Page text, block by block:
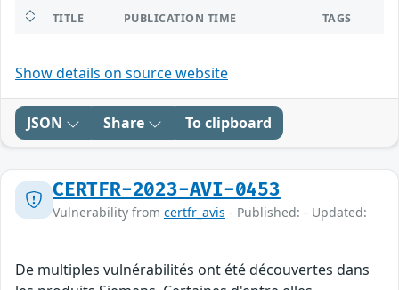
TITLE PUBLICATION TIME TAGS
Show details on source website
JSON Share To clipboard
CERTFR-2023-AVI-0453
Vulnerability from certfr_avis - Published: - Updated:
De multiples vulnérabilités ont été découvertes dans